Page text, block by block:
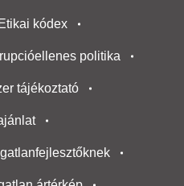
Etikai kódex
politika
tájékoztató